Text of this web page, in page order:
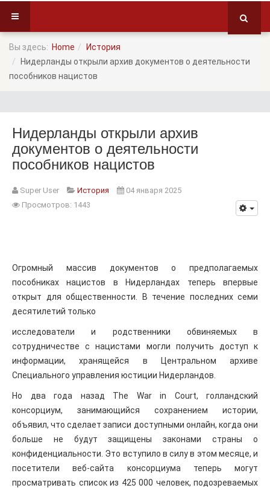
Вы здесь: Home
История
Нидерланды открыли архив документов о деятельности
пособников нацистов
Нидерланды открыли архив
документов о деятельности
пособников нацистов
Super User История
04 января 2025
Просмотров: 1443
Огромный массив документов о предполагаемых
пособниках нацистов в Нидерландах теперь впервые
открыт для общественности. В течение последних семи
десятилетий только
исследователи и родственники обвиняемых в
сотрудничестве с нацистами могли получить доступ к
информации, хранящейся в Центральном архиве
Специального управления юстиции Нидерландов.
Но два года назад The ​​War in Court, голландский
консорциум, занимающийся сохранением истории,
объявил, что сделает записи доступными онлайн, когда они
больше не будут защищены законами страны о
конфиденциальности. Это вступило в силу в этом месяце, и
посетители веб-сайта консорциума теперь могут
просматривать список из 425 000 человек, подозреваемых